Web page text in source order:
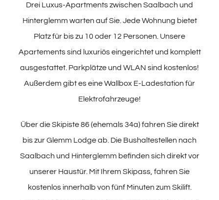
Drei Luxus-Apartments zwischen Saalbach und
Hinterglemm warten auf Sie. Jede Wohnung bietet
Platz für bis zu 10 oder 12 Personen. Unsere
Apartements sind luxuriös eingerichtet und komplett
ausgestattet. Parkplätze und WLAN sind kostenlos!
Außerdem gibt es eine Wallbox E-Ladestation für
Elektrofahrzeuge!
Über die Skipiste 86 (ehemals 34a) fahren Sie direkt
bis zur Glemm Lodge ab. Die Bushaltestellen nach
Saalbach und Hinterglemm befinden sich direkt vor
unserer Haustür. Mit Ihrem Skipass, fahren Sie
kostenlos innerhalb von fünf Minuten zum Skilift.